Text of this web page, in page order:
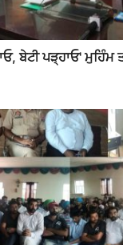
ਬੇਟੀ ਪੜ੍ਹਾਓ' ਮੁਹਿੰਮ